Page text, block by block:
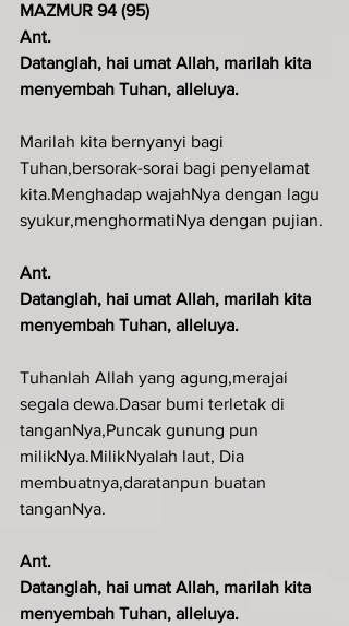
MAZMUR 94 (95)
Ant.
Datanglah, hai umat Allah, marilah kita
menyembah Tuhan, alleluya.
Marilah kita bernyanyi bagi
Tuhan,bersorak-sorai bagi penyelamat
kita.Menghadap wajahNya dengan lagu
syukur,menghormatiNya dengan pujian.
Ant.
Datanglah, hai umat Allah, marilah kita
menyembah Tuhan, alleluya.
Tuhanlah Allah yang agung,merajai
segala dewa.Dasar bumi terletak di
tanganNya,Puncak gunung pun
milikNya.MilikNyalah laut, Dia
membuatnya,daratanpun buatan
tanganNya.
Ant.
Datanglah, hai umat Allah, marilah kita
menyembah Tuhan, alleluya.